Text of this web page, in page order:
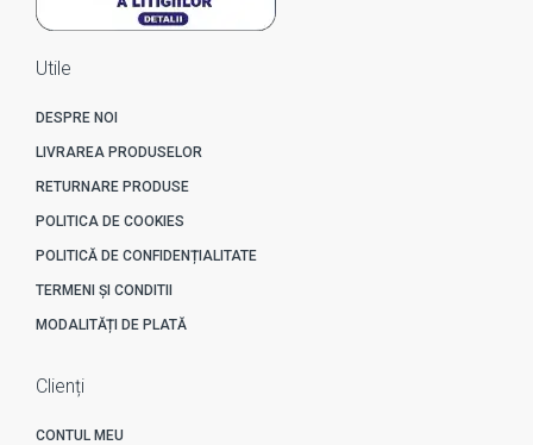
Utile
DESPRE NOI
LIVRAREA PRODUSELOR
RETURNARE PRODUSE
POLITICA DE COOKIES
POLITICĂ DE CONFIDENȚIALITATE
TERMENI ȘI CONDITII
MODALITĂȚI DE PLATĂ
Clienți
CONTUL MEU